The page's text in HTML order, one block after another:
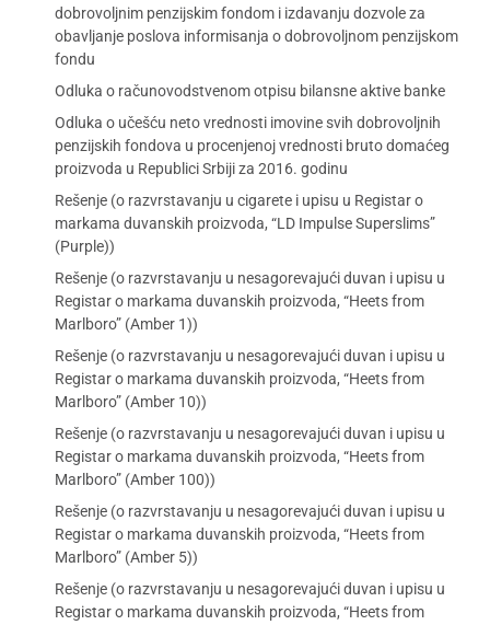
dobrovoljnim penzijskim fondom i izdavanju dozvole za
obavljanje poslova informisanja o dobrovoljnom penzijskom
fondu
Odluka o računovodstvenom otpisu bilansne aktive banke
Odluka o učešću neto vrednosti imovine svih dobrovoljnih
penzijskih fondova u procenjenoj vrednosti bruto domaćeg
proizvoda u Republici Srbiji za 2016. godinu
Rešenje (o razvrstavanju u cigarete i upisu u Registar o
markama duvanskih proizvoda, “LD Impulse Superslims”
(Purple))
Rešenje (o razvrstavanju u nesagorevajući duvan i upisu u
Registar o markama duvanskih proizvoda, “Heets from
Marlboro” (Amber 1))
Rešenje (o razvrstavanju u nesagorevajući duvan i upisu u
Registar o markama duvanskih proizvoda, “Heets from
Marlboro” (Amber 10))
Rešenje (o razvrstavanju u nesagorevajući duvan i upisu u
Registar o markama duvanskih proizvoda, “Heets from
Marlboro” (Amber 100))
Rešenje (o razvrstavanju u nesagorevajući duvan i upisu u
Registar o markama duvanskih proizvoda, “Heets from
Marlboro” (Amber 5))
Rešenje (o razvrstavanju u nesagorevajući duvan i upisu u
Registar o markama duvanskih proizvoda, “Heets from